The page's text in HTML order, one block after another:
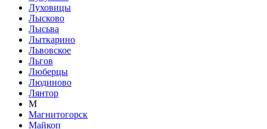
Луховицы
Лысково
Лысьва
Лыткарино
Львовское
Льгов
Люберцы
Людиново
Лянтор
М
Магнитогорск
Майкоп